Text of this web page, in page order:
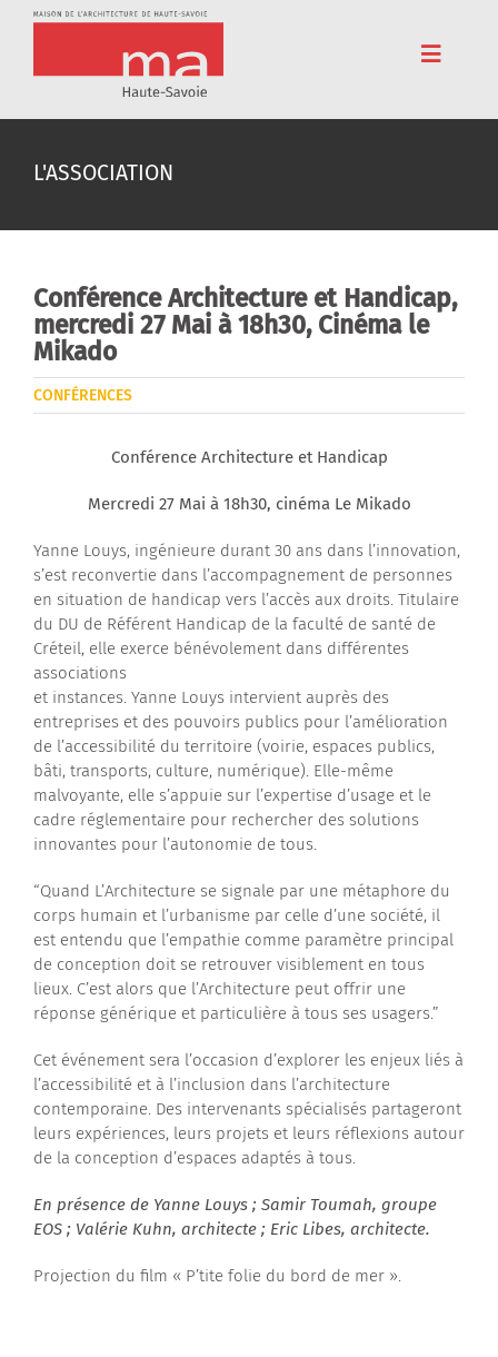
Passer
Toggle
Accueil
Cinéma
Pédagogie
Résidences
L'ASSOCIATION
Conférence Architecture et Handicap,
mercredi 27 Mai à 18h30, Cinéma le
Mikado
CONFÉRENCES
Conférence Architecture et Handicap
Mercredi 27 Mai à 18h30, cinéma Le Mikado
Yanne Louys, ingénieure durant 30 ans dans l’innovation,
s’est reconvertie dans l’accompagnement de personnes
en situation de handicap vers l’accès aux droits. Titulaire
du DU de Référent Handicap de la faculté de santé de
Créteil, elle exerce bénévolement dans différentes
associations
et instances. Yanne Louys intervient auprès des
entreprises et des pouvoirs publics pour l’amélioration
de l’accessibilité du territoire (voirie, espaces publics,
bâti, transports, culture, numérique). Elle-même
malvoyante, elle s’appuie sur l’expertise d’usage et le
cadre réglementaire pour rechercher des solutions
innovantes pour l’autonomie de tous.
“Quand L’Architecture se signale par une métaphore du
corps humain et l’urbanisme par celle d’une société, il
est entendu que l’empathie comme paramètre principal
de conception doit se retrouver visiblement en tous
lieux. C’est alors que l’Architecture peut offrir une
réponse générique et particulière à tous ses usagers.”
Cet événement sera l’occasion d’explorer les enjeux liés à
l’accessibilité et à l’inclusion dans l’architecture
contemporaine. Des intervenants spécialisés partageront
leurs expériences, leurs projets et leurs réflexions autour
de la conception d’espaces adaptés à tous.
En présence de Yanne Louys ; Samir Toumah, groupe
EOS ; Valérie Kuhn, architecte ; Eric Libes, architecte.
Projection du film « P’tite folie du bord de mer ».